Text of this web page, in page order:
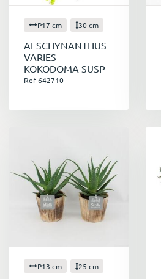
P17 cm 30 cm
AESCHYNANTHUS
VARIES
KOKODOMA SUSP
Ref 642710
P13 cm 25 cm